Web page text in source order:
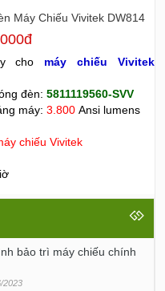
Máy Chiếu Vivitek DW814
cho máy chiếu Vivitek
đèn: 5811119560-SVV
máy: 3.800Ansi lumens
chiếu Vivitek
bảo trì máy chiếu chính
2023